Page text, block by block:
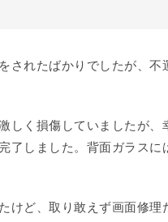
されたばかりでしたが、
しく損傷していましたが
了しました。背面ガラス
けど、取り敢えず画面修理